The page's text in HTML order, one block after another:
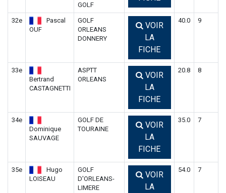
GOLF
32e
Pascal
OUF
GOLF
ORLEANS
DONNERY
VOIR
LA
FICHE
40.0 9
33e
Bertrand
CASTAGNETTI
ASPTT
ORLEANS
VOIR
LA
FICHE
20.8 8
34e
Dominique
SAUVAGE
GOLF DE
TOURAINE
VOIR
LA
FICHE
35.0 7
35e
Hugo
LOISEAU
GOLF
D'ORLEANS-
LIMERE
VOIR
LA
54.0 7